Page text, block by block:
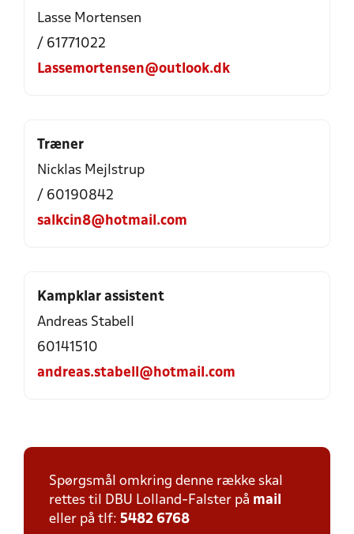
Lasse Mortensen
/ 61771022
Lassemortensen@outlook.dk
Træner
Nicklas Mejlstrup
/ 60190842
salkcin8@hotmail.com
Kampklar assistent
Andreas Stabell
60141510
andreas.stabell@hotmail.com
Spørgsmål omkring denne række skal
rettes til DBU Lolland-Falster på mail
eller på tlf: 5482 6768